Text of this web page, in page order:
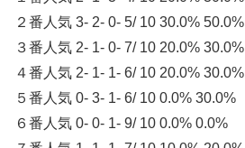
２番人気 3- 2- 0- 5/ 10 30.0% 50.0%
３番人気 2- 1- 0- 7/ 10 20.0% 30.0%
４番人気 2- 1- 1- 6/ 10 20.0% 30.0%
５番人気 0- 3- 1- 6/ 10 0.0% 30.0%
６番人気 0- 0- 1- 9/ 10 0.0% 0.0%